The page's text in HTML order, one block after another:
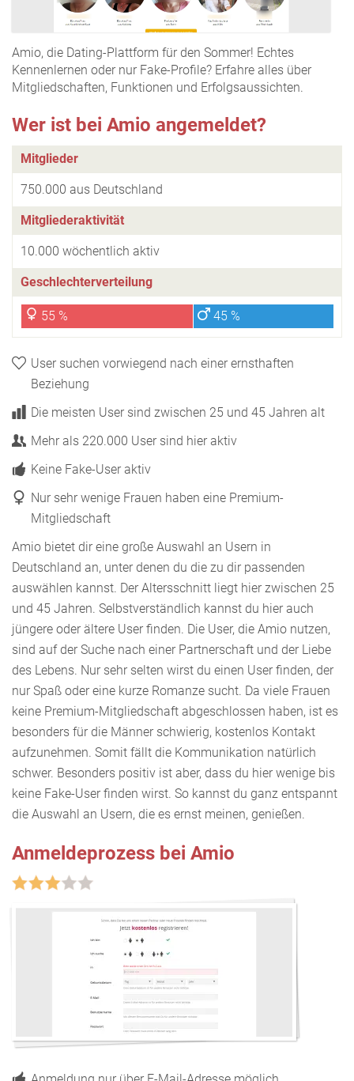
Amio, die Dating-Plattform für den Sommer! Echtes
Kennenlernen oder nur Fake-Profile? Erfahre alles über
Mitgliedschaften, Funktionen und Erfolgsaussichten.
Wer ist bei Amio angemeldet?
Mitglieder
750.000 aus Deutschland
Mitgliederaktivität
10.000 wöchentlich aktiv
Geschlechterverteilung
55 % 45 %
User suchen vorwiegend nach einer ernsthaften
Beziehung
Die meisten User sind zwischen 25 und 45 Jahren alt
Mehr als 220.000 User sind hier aktiv
Keine Fake-User aktiv
Nur sehr wenige Frauen haben eine Premium-
Mitgliedschaft
Amio bietet dir eine große Auswahl an Usern in
Deutschland an, unter denen du die zu dir passenden
auswählen kannst. Der Altersschnitt liegt hier zwischen 25
und 45 Jahren. Selbstverständlich kannst du hier auch
jüngere oder ältere User finden. Die User, die Amio nutzen,
sind auf der Suche nach einer Partnerschaft und der Liebe
des Lebens. Nur sehr selten wirst du einen User finden, der
nur Spaß oder eine kurze Romanze sucht. Da viele Frauen
keine Premium-Mitgliedschaft abgeschlossen haben, ist es
besonders für die Männer schwierig, kostenlos Kontakt
aufzunehmen. Somit fällt die Kommunikation natürlich
schwer. Besonders positiv ist aber, dass du hier wenige bis
keine Fake-User finden wirst. So kannst du ganz entspannt
die Auswahl an Usern, die es ernst meinen, genießen.
Anmeldeprozess bei Amio